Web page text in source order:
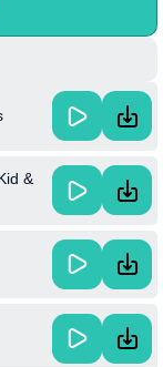
глубже
исполнителем,
что делает
&